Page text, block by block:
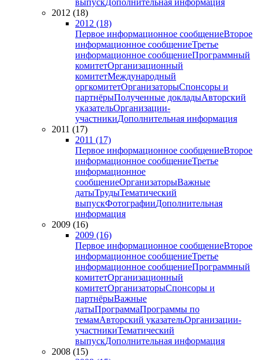
выпускДополнительная информация
2012 (18)
2012 (18)
Первое информационное сообщениеВторое
информационное сообщениеТретье
информационное сообщениеПрограммный
комитетОрганизационный
комитетМеждународный
оргкомитетОрганизаторыСпонсоры и
партнёрыПолученные докладыАвторский
указательОрганизации-
участникиДополнительная информация
2011 (17)
2011 (17)
Первое информационное сообщениеВторое
информационное сообщениеТретье
информационное
сообщениеОрганизаторыВажные
датыТрудыТематический
выпускФотографииДополнительная
информация
2009 (16)
2009 (16)
Первое информационное сообщениеВторое
информационное сообщениеТретье
информационное сообщениеПрограммный
комитетОрганизационный
комитетОрганизаторыСпонсоры и
партнёрыВажные
датыПрограммаПрограммы по
темамАвторский указательОрганизации-
участникиТематический
выпускДополнительная информация
2008 (15)